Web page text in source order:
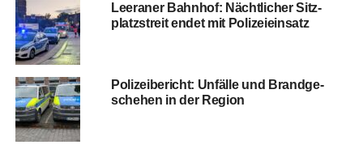
Leera­ner Bahn­hof: Nächt­li­cher Sitz­
platz­streit endet mit Polizeieinsatz
Poli­zei­be­richt: Unfäl­le und Brand­ge­
sche­hen in der Region